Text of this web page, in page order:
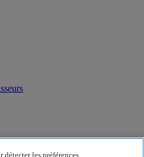
les préférences,